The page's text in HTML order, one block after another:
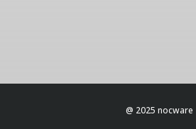
@ 2025 nocware